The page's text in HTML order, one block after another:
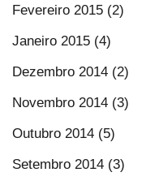
Fevereiro 2015 (2)
Janeiro 2015 (4)
Dezembro 2014 (2)
Novembro 2014 (3)
Outubro 2014 (5)
Setembro 2014 (3)